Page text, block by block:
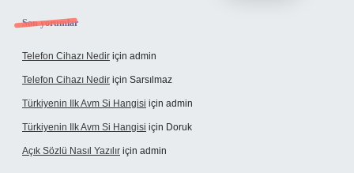
Son yorumlar
Telefon Cihazı Nedir için admin
Telefon Cihazı Nedir için Sarsılmaz
Türkiyenin Ilk Avm Si Hangisi için admin
Türkiyenin Ilk Avm Si Hangisi için Doruk
Açık Sözlü Nasıl Yazılır için admin